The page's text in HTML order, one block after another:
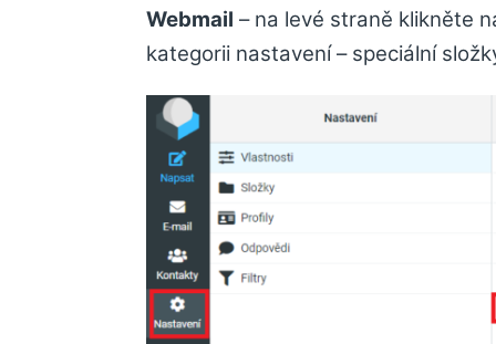
Webmail – na levé straně klikněte
kategorii nastavení – speciální